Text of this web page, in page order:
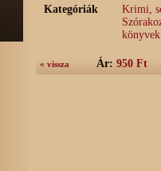
Kategóriák
Krimi,
könyvek
« vissza Ár: 950 Ft